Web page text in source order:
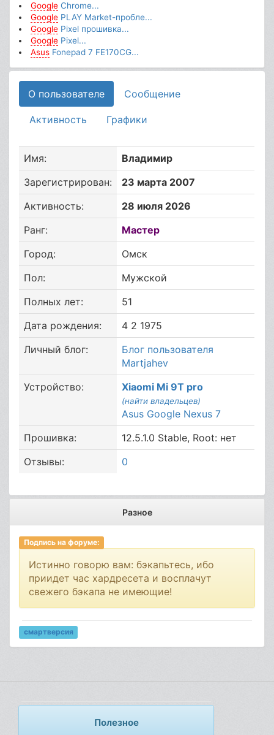
Google Chrome...
Google PLAY Market-пробле...
Google Pixel прошивка...
Google Pixel...
Asus Fonepad 7 FE170CG...
О пользователе Сообщение
Активность Графики
Имя:
Владимир
Зарегистрирован:
23 марта 2007
Активность:
28 июля 2026
Ранг:
Мастер
Город:
Омск
Пол:
Мужской
Полных лет:
51
Дата рождения:
4 2 1975
Личный блог:
Блог пользователя
Martjahev
Устройство:
Xiaomi Mi 9T pro
(найти владельцев)
Asus Google Nexus 7
Прошивка:
12.5.1.0 Stable, Root: нет
Отзывы:
0
Разное
Подпись на форуме:
Истинно говорю вам: бэкапьтесь, ибо
приидет час хардресета и восплачут
свежего бэкапа не имеющие!
смартверсия
Полезное